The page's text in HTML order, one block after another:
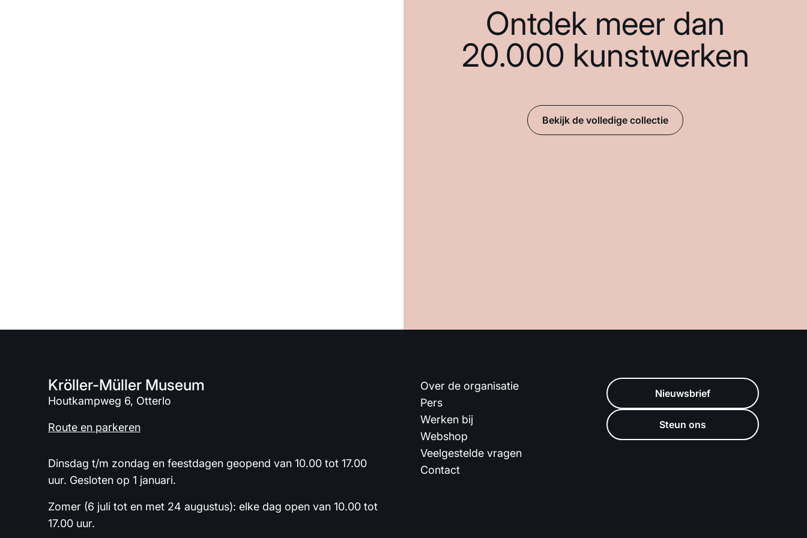
Ontdek meer dan
20.000 kunstwerken
Bekijk de volledige collectie
Kröller-Müller Museum
Houtkampweg 6, Otterlo
Route en parkeren
Dinsdag t/m zondag en feestdagen geopend van 10.00 tot 17.00
uur. Gesloten op 1 januari.
Zomer (6 juli tot en met 24 augustus): elke dag open van 10.00 tot
17.00 uur.
Over de organisatie
Pers
Werken bij
Webshop
Veelgestelde vragen
Contact
Nieuwsbrief
Steun ons